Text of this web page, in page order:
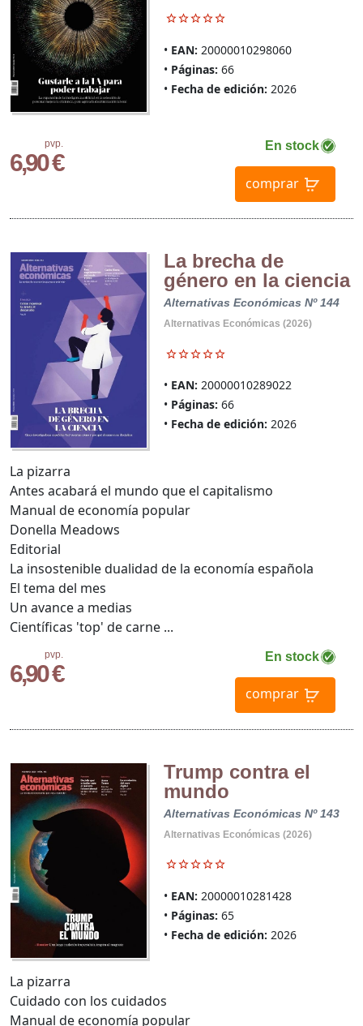
EAN: 20000010298060
Páginas: 66
Fecha de edición: 2026
pvp.
6,90 €
En stock
comprar
La brecha de
género en la ciencia
Alternativas Económicas Nº 144
Alternativas Económicas (2026)
EAN: 20000010289022
Páginas: 66
Fecha de edición: 2026
pvp.
6,90 €
En stock
comprar
La pizarra
Antes acabará el mundo que el capitalismo
Manual de economía popular
Donella Meadows
Editorial
La insostenible dualidad de la economía española
El tema del mes
Un avance a medias
Científicas 'top' de carne ...
Trump contra el
mundo
Alternativas Económicas Nº 143
Alternativas Económicas (2026)
EAN: 20000010281428
Páginas: 65
Fecha de edición: 2026
La pizarra
Cuidado con los cuidados
Manual de economía popular